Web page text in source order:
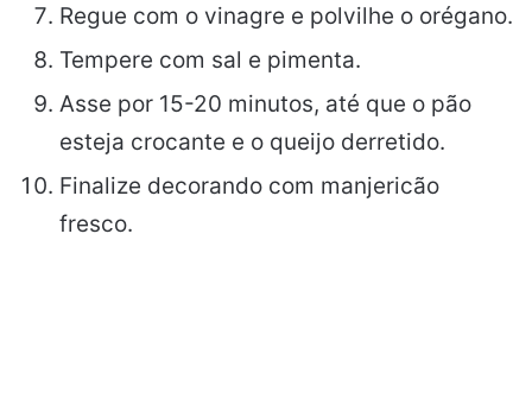
Regue com o vinagre e polvilhe o orégano.
Tempere com sal e pimenta.
Asse por 15-20 minutos, até que o pão
esteja crocante e o queijo derretido.
Finalize decorando com manjericão
fresco.